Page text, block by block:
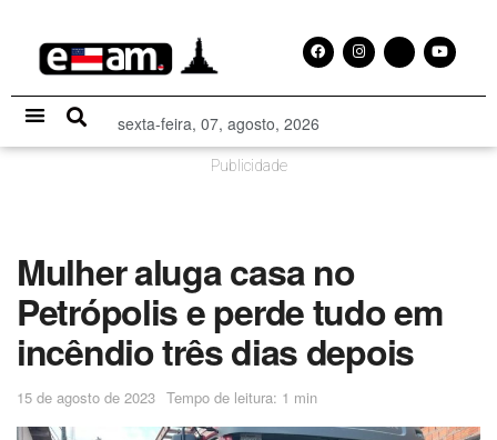
sexta-feira, 07, agosto, 2026
Publicidade
Mulher aluga casa no
Petrópolis e perde tudo em
incêndio três dias depois
15 de agosto de 2023 Tempo de leitura: 1 min